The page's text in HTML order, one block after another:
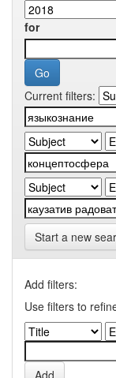
for
Current filters:
Start a new
Add filters:
Use filters to